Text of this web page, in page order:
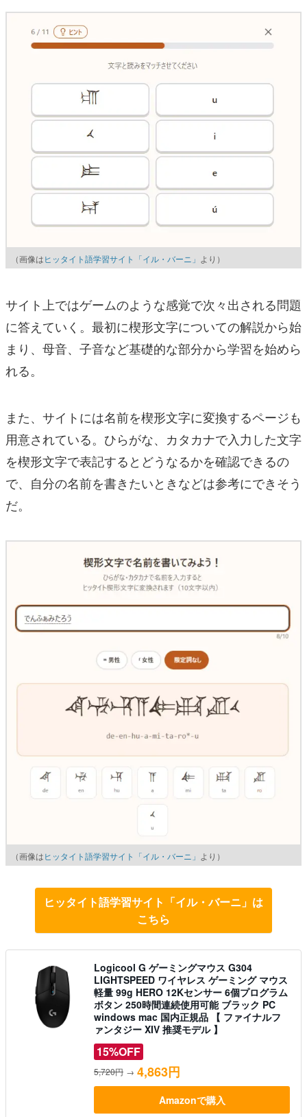
（画像はヒッタイト語学習サイト「イル・バーニ」 より）
サイト上ではゲームのような感覚で次々出される問題
に答えていく。最初に楔形文字についての解説から始
まり、母音、子音など基礎的な部分から学習を始めら
れる。
また、サイトには名前を楔形文字に変換するページも
用意されている。ひらがな、カタカナで入力した文字
を楔形文字で表記するとどうなるかを確認できるの
で、自分の名前を書きたいときなどは参考にできそう
だ。
（画像はヒッタイト語学習サイト「イル・バーニ」 より）
ヒッタイト語学習サイト「イル・バーニ」は
こちら
Logicool G ゲーミングマウス G304
LIGHTSPEED ワイヤレス ゲーミング マウス
軽量 99g HERO 12Kセンサー 6個プログラム
ボタン 250時間連続使用可能 ブラック PC
windows mac 国内正規品 【 ファイナルフ
ァンタジー XIV 推奨モデル 】
15%OFF
5,720円 → 4,863円
Amazonで購入